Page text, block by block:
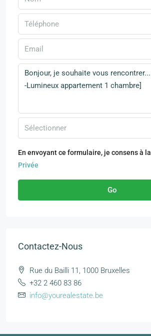
Sélectionner
En envoyant ce formulaire, je consens à la
Privée
Go
Contactez-Nous
Rue du Bailli 11, 1000 Bruxelles
+32 2 460 83 86
info@yourealestate.be